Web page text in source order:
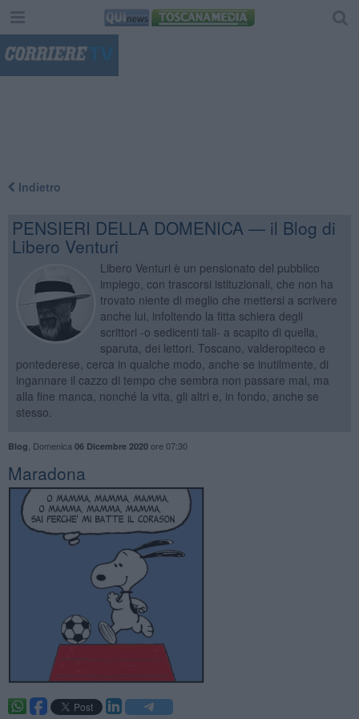
Indietro
PENSIERI DELLA DOMENICA — il Blog di
Libero Venturi
Libero Venturi è un pensionato del pubblico
impiego, con trascorsi istituzionali, che non ha
trovato niente di meglio che mettersi a scrivere
anche lui, infoltendo la fitta schiera degli
scrittori -o sedicenti tali- a scapito di quella,
sparuta, dei lettori. Toscano, valderopiteco e
pontederese, cerca in qualche modo, anche se inutilmente, di
ingannare il cazzo di tempo che sembra non passare mai, ma
alla fine manca, nonché la vita, gli altri e, in fondo, anche se
stesso.
Blog Domenica 06 Dicembre 2020ore 07:30
Maradona